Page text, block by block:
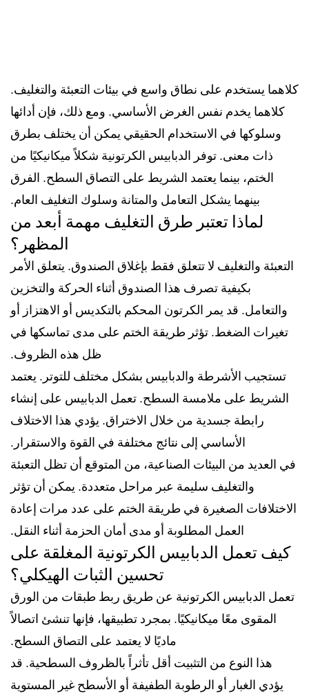
كلاهما يستخدم على نطاق واسع في بيئات التعبئة والتغليف.
كلاهما يخدم نفس الغرض الأساسي. ومع ذلك، فإن أدائها
وسلوكها في الاستخدام الحقيقي يمكن أن يختلف بطرق
ذات معنى. توفر الدبابيس الكرتونية شكلاً ميكانيكيًا من
الختم، بينما يعتمد الشريط على التصاق السطح. الفرق
بينهما يشكل التعامل والمتانة وسلوك التغليف العام.
لماذا تعتبر طرق التغليف مهمة أبعد من
المظهر؟
التعبئة والتغليف لا تتعلق فقط بإغلاق الصندوق. يتعلق الأمر
بكيفية تصرف هذا الصندوق أثناء الحركة والتخزين
والتعامل. قد يمر الكرتون المحكم بالتكديس أو الاهتزاز أو
تغيرات الضغط. تؤثر طريقة الختم على مدى تماسكها في
ظل هذه الظروف.
تستجيب الأشرطة والدبابيس بشكل مختلف للتوتر. يعتمد
الشريط على ملامسة السطح. تعمل الدبابيس على إنشاء
رابطة جسدية من خلال الاختراق. يؤدي هذا الاختلاف
الأساسي إلى نتائج مختلفة في القوة والاستقرار.
في العديد من البيئات الصناعية، من المتوقع أن تظل التعبئة
والتغليف سليمة عبر مراحل متعددة. يمكن أن تؤثر
الاختلافات الصغيرة في طريقة الختم على عدد مرات إعادة
العمل المطلوبة أو مدى أمان الحزمة أثناء النقل.
كيف تعمل الدبابيس الكرتونية المغلقة على
تحسين الثبات الهيكلي؟
تعمل الدبابيس الكرتونية عن طريق ربط طبقات من الورق
المقوى معًا ميكانيكيًا. بمجرد تطبيقها، فإنها تنشئ اتصالاً
ماديًا لا يعتمد على التصاق السطح.
هذا النوع من التثبيت أقل تأثراً بالظروف السطحية. قد
يؤدي الغبار أو الرطوبة الطفيفة أو الأسطح غير المستوية